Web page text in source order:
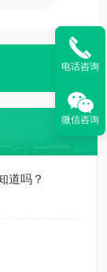
道吗？
电话咨询
微信咨询